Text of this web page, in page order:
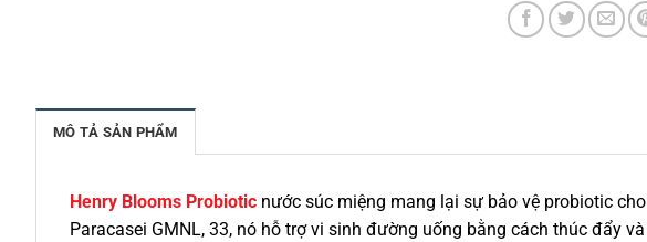
MÔ TẢ SẢN PHẨM
Henry Blooms Probiotic nước súc miệng mang lại sự bảo vệ probiotic
Paracasei GMNL, 33, nó hỗ trợ vi sinh đường uống bằng cách thúc đẩy